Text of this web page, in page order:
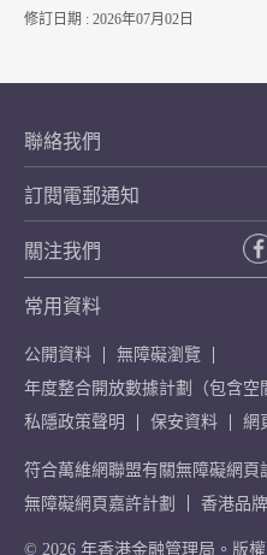
修訂日期 : 2026年07月02日
聯絡我們
訂閱電郵通知
關注我們
常用資料
公開資料
無障礙瀏覽
年度整合開放數據計劃（包含空
私隱政策聲明
保安資料 網
符合萬維網聯盟有關無障礙網頁
無障礙網頁嘉許計劃
香港品牌
© 2026 年香港金融管理局。版權